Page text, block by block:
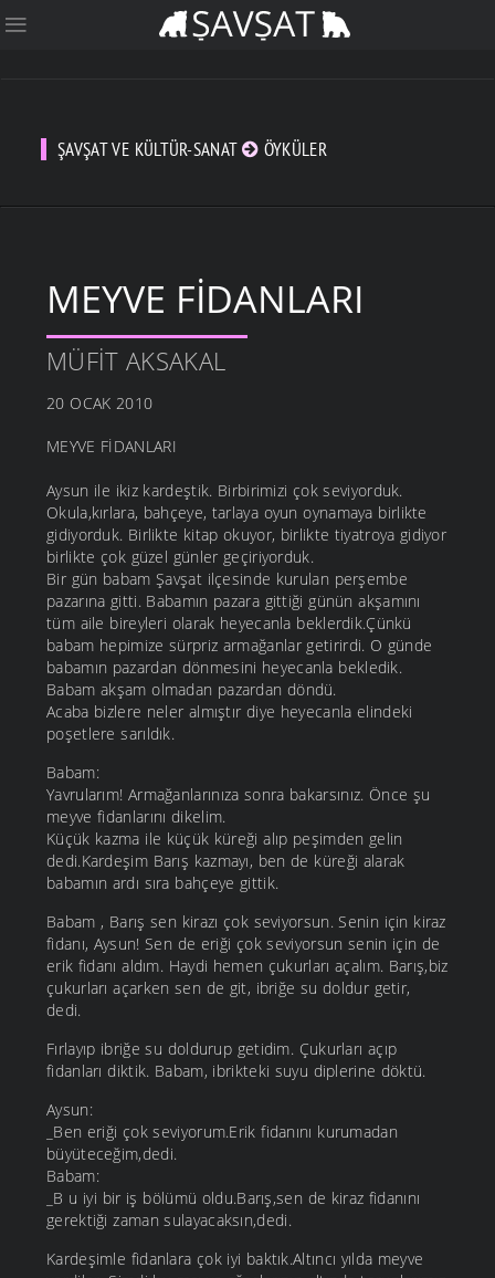
ŞAVŞAT VE KÜLTÜR-SANAT ÖYKÜLER
MEYVE FIDANLARI
MÜFIT AKSAKAL
20 OCAK 2010
MEYVE FİDANLARI
Aysun ile ikiz kardeştik. Birbirimizi çok seviyorduk.
Okula,kırlara, bahçeye, tarlaya oyun oynamaya birlikte
gidiyorduk. Birlikte kitap okuyor, birlikte tiyatroya gidiyor
birlikte çok güzel günler geçiriyorduk.
Bir gün babam Şavşat ilçesinde kurulan perşembe
pazarına gitti. Babamın pazara gittiği günün akşamını
tüm aile bireyleri olarak heyecanla beklerdik.Çünkü
babam hepimize sürpriz armağanlar getirirdi. O günde
babamın pazardan dönmesini heyecanla bekledik.
Babam akşam olmadan pazardan döndü.
Acaba bizlere neler almıştır diye heyecanla elindeki
poşetlere sarıldık.
Babam:
Yavrularım! Armağanlarınıza sonra bakarsınız. Önce şu
meyve fidanlarını dikelim.
Küçük kazma ile küçük küreği alıp peşimden gelin
dedi.Kardeşim Barış kazmayı, ben de küreği alarak
babamın ardı sıra bahçeye gittik.
Babam , Barış sen kirazı çok seviyorsun. Senin için kiraz
fidanı, Aysun! Sen de eriği çok seviyorsun senin için de
erik fidanı aldım. Haydi hemen çukurları açalım. Barış,biz
çukurları açarken sen de git, ibriğe su doldur getir,
dedi.
Fırlayıp ibriğe su doldurup getidim. Çukurları açıp
fidanları diktik. Babam, ibrikteki suyu diplerine döktü.
Aysun:
_Ben eriği çok seviyorum.Erik fidanını kurumadan
büyüteceğim,dedi.
Babam:
_B u iyi bir iş bölümü oldu.Barış,sen de kiraz fidanını
gerektiği zaman sulayacaksın,dedi.
Kardeşimle fidanlara çok iyi baktık.Altıncı yılda meyve